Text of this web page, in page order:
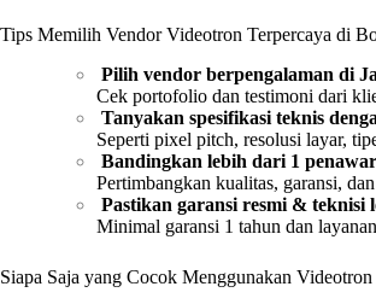
Tips Memilih Vendor Videotron Terpercaya di
Pilih vendor berpengalaman di
Cek portofolio dan testimoni dari
Tanyakan spesifikasi teknis
Seperti pixel pitch, resolusi layar,
Bandingkan lebih dari 1
Pertimbangkan kualitas, garansi,
Pastikan garansi resmi & teknisi
Minimal garansi 1 tahun dan
Siapa Saja yang Cocok Menggunakan